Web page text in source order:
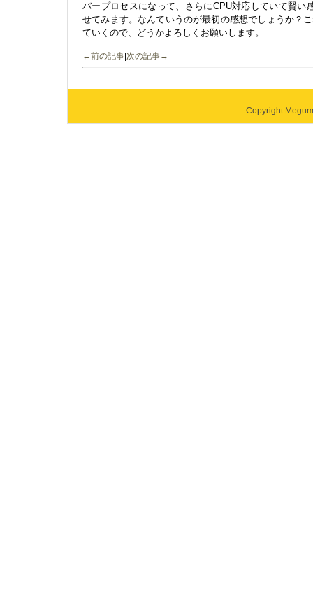
バープロセスになって、さらにCPU対応していて賢い
せてみます。なんていうのが最初の感想でしょうか？
ていくので、どうかよろしくお願いします。
←前の記事 次の記事→
Copyright